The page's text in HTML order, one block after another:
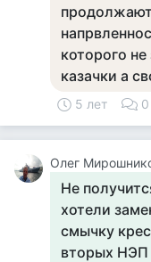
которого
казачки а
5 лет 0
Олег
Не
хотели
смычку
вторых НЭП